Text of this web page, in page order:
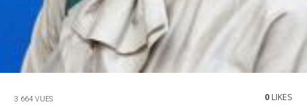
3 664 VUES 0LIKES